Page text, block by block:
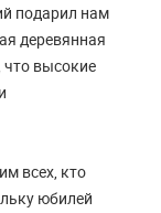
подарил нам
деревянная
что высокие
всех, кто
юбилей